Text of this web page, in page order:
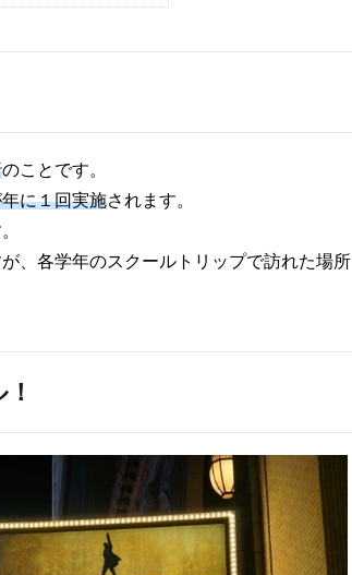
のことです。
に１回実施されます。
、各学年のスクールトリップで訪れた場所